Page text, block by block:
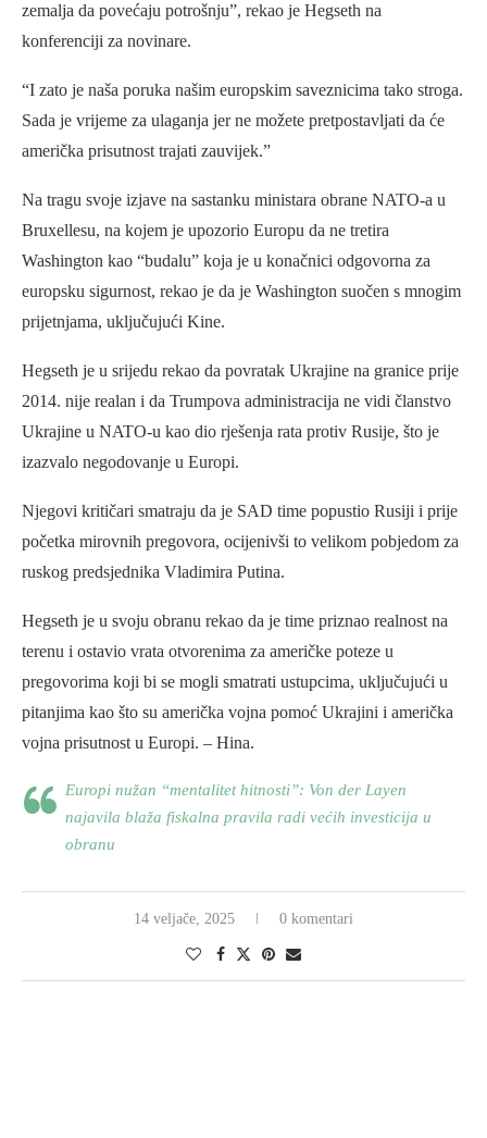
zemalja da povećaju potrošnju”, rekao je Hegseth na
konferenciji za novinare.
“I zato je naša poruka našim europskim saveznicima tako stroga.
Sada je vrijeme za ulaganja jer ne možete pretpostavljati da će
američka prisutnost trajati zauvijek.”
Na tragu svoje izjave na sastanku ministara obrane NATO-a u
Bruxellesu, na kojem je upozorio Europu da ne tretira
Washington kao “budalu” koja je u konačnici odgovorna za
europsku sigurnost, rekao je da je Washington suočen s mnogim
prijetnjama, uključujući Kine.
Hegseth je u srijedu rekao da povratak Ukrajine na granice prije
2014. nije realan i da Trumpova administracija ne vidi članstvo
Ukrajine u NATO-u kao dio rješenja rata protiv Rusije, što je
izazvalo negodovanje u Europi.
Njegovi kritičari smatraju da je SAD time popustio Rusiji i prije
početka mirovnih pregovora, ocijenivši to velikom pobjedom za
ruskog predsjednika Vladimira Putina.
Hegseth je u svoju obranu rekao da je time priznao realnost na
terenu i ostavio vrata otvorenima za američke poteze u
pregovorima koji bi se mogli smatrati ustupcima, uključujući u
pitanjima kao što su američka vojna pomoć Ukrajini i američka
vojna prisutnost u Europi. – Hina.
Europi nužan “mentalitet hitnosti”: Von der Layen
najavila blaža fiskalna pravila radi većih investicija u
obranu
14 veljače, 2025 0 komentari